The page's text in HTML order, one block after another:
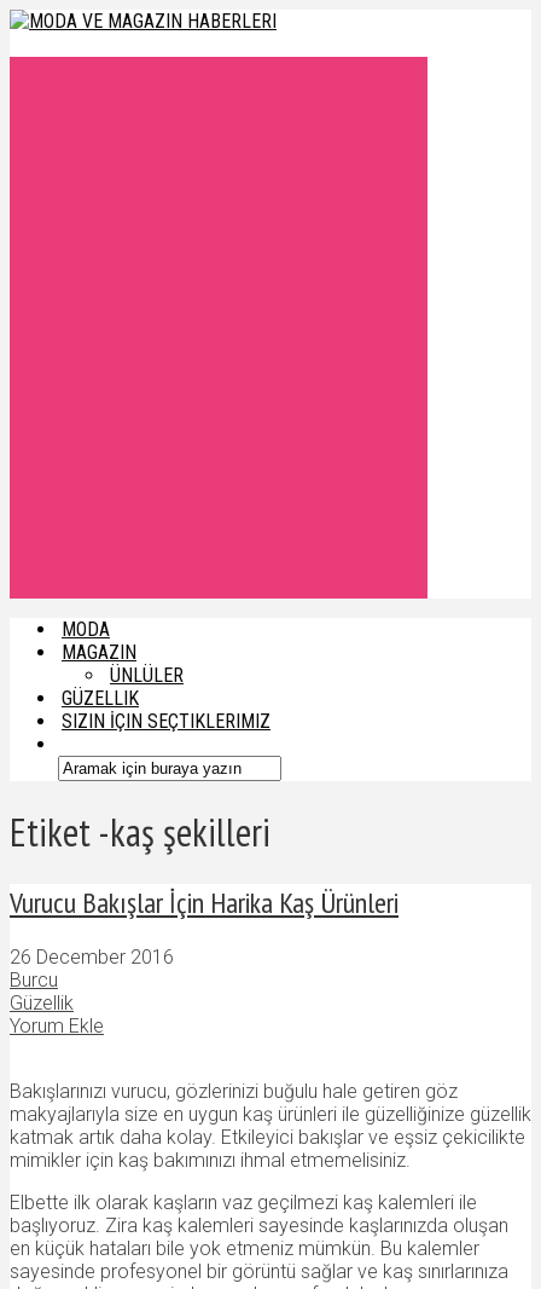
MODA
MAGAZIN
ÜNLÜLER
GÜZELLIK
SIZIN İÇIN SEÇTIKLERIMIZ
Etiket -kaş şekilleri
Vurucu Bakışlar İçin Harika Kaş Ürünleri
26 December 2016
Burcu
Güzellik
Yorum Ekle
Bakışlarınızı vurucu, gözlerinizi buğulu hale getiren göz
makyajlarıyla size en uygun kaş ürünleri ile güzelliğinize güzellik
katmak artık daha kolay. Etkileyici bakışlar ve eşsiz çekicilikte
mimikler için kaş bakımınızı ihmal etmemelisiniz.
Elbette ilk olarak kaşların vaz geçilmezi kaş kalemleri ile
başlıyoruz. Zira kaş kalemleri sayesinde kaşlarınızda oluşan
en küçük hataları bile yok etmeniz mümkün. Bu kalemler
sayesinde profesyonel bir görüntü sağlar ve kaş sınırlarınıza